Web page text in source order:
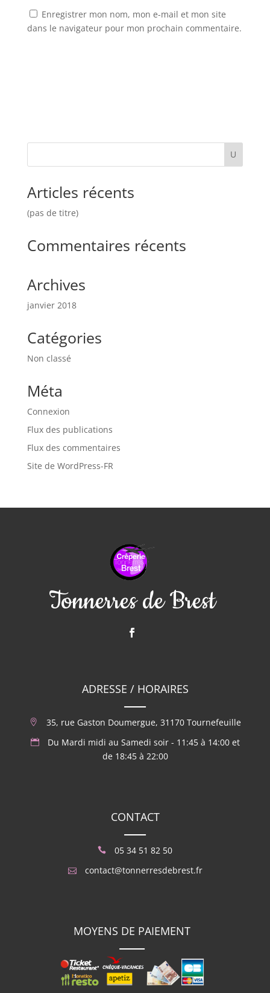
Enregistrer mon nom, mon e-mail et mon site
dans le navigateur pour mon prochain commentaire.
Articles récents
(pas de titre)
Commentaires récents
Archives
janvier 2018
Catégories
Non classé
Méta
Connexion
Flux des publications
Flux des commentaires
Site de WordPress-FR
Tonnerres de Brest
ADRESSE / HORAIRES
35, rue Gaston Doumergue, 31170 Tournefeuille
Du Mardi midi au Samedi soir - 11:45 à 14:00 et
de 18:45 à 22:00
CONTACT
05 34 51 82 50
contact@tonnerresdebrest.fr
MOYENS DE PAIEMENT